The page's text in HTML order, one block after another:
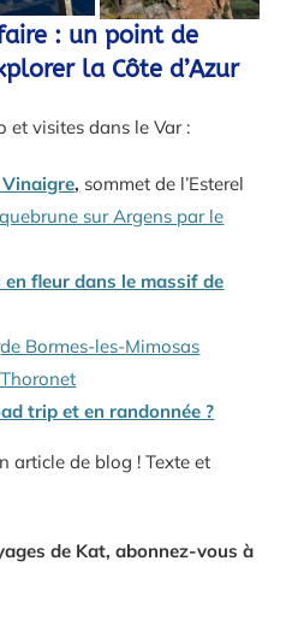
: un point de
la Côte d’Azur
et visites dans le Var :
, sommet de l’Esterel
sur Argens par le
en fleur dans le massif de
de Bormes-les-Mimosas
trip et en randonnée ?
article de blog ! Texte et
de Kat, abonnez-vous à